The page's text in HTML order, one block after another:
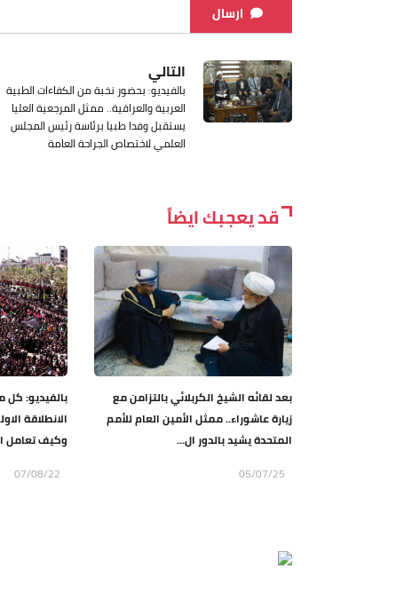
ارسال
التالي
بالفيديو: بحضور نخبة من الكفاءات الطبية
العربية والعراقية.. ممثل المرجعية العليا
يستقبل وفدا طبيا برئاسة رئيس المجلس
العلمي لاختصاص الجراحة العامة
قد يعجبك ايضاً
بعد لقائه الشيخ الكربلائي بالتزامن مع
زيارة عاشوراء.. ممثل الأمين العام للأمم
المتحدة يشيد بالدور ال...
05/07/25
بالفيديو: كل
الانطلاقة
وكيف تعامل
07/08/22